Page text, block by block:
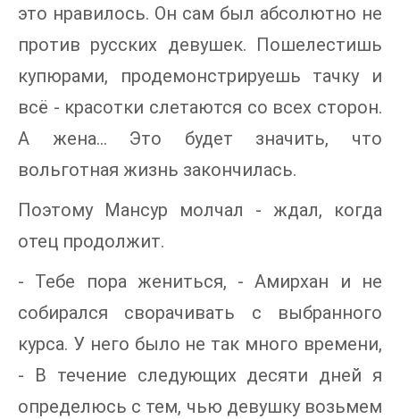
это нравилось. Он сам был абсолютно не
против русских девушек. Пошелестишь
купюрами, продемонстрируешь тачку и
всё - красотки слетаются со всех сторон.
А жена... Это будет значить, что
вольготная жизнь закончилась.
Поэтому Мансур молчал - ждал, когда
отец продолжит.
- Тебе пора жениться, - Амирхан и не
собирался сворачивать с выбранного
курса. У него было не так много времени,
- В течение следующих десяти дней я
определюсь с тем, чью девушку возьмем